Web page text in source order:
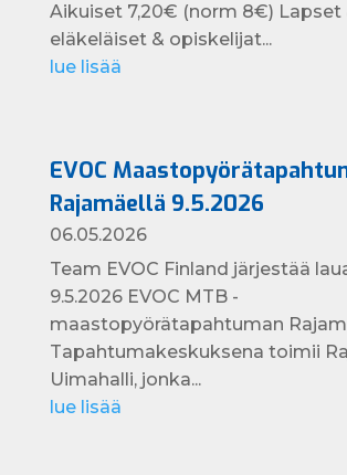
Aikuiset 7,20€ (norm 8€) Lapset
eläkeläiset & opiskelijat...
lue lisää
EVOC
Rajamäellä 9.5.2026
06.05.2026
Team EVOC Finland järjestää
9.5.2026 EVOC MTB -
maastopyörätapahtuman
Tapahtumakeskuksena toimii
Uimahalli, jonka...
lue lisää